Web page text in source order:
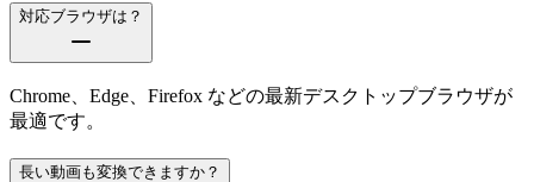
対応ブラウザは？
Chrome、Edge、Firefox などの最新デスクトップブラウザが
最適です。
長い動画も変換できますか？